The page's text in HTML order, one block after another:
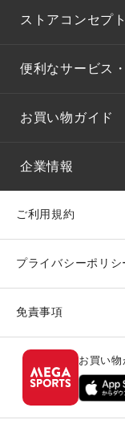
ストアコンセプト
便利なサービス
お買い物ガイド
企業情報
ご利用規約
プライバシーポリシ
免責事項
お買い